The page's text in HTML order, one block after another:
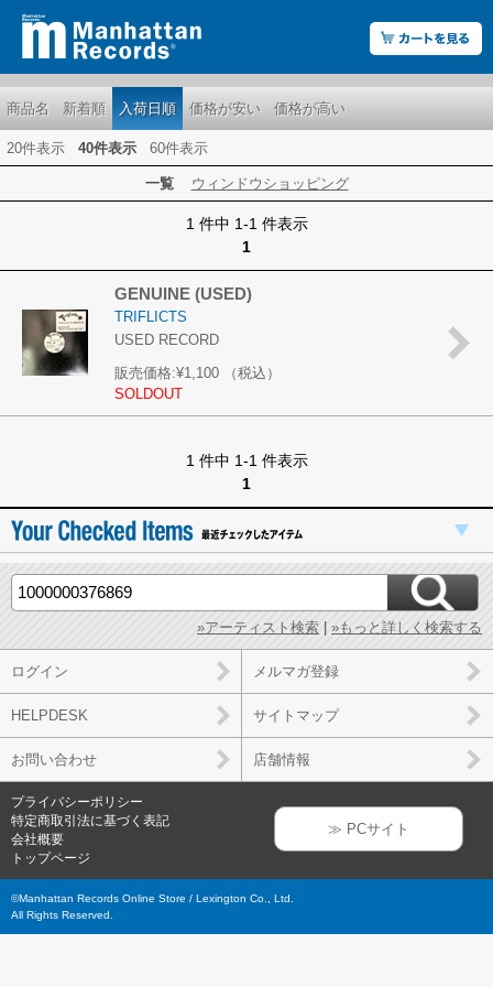
商品名 新着順 入荷日順 価格が安い 価格が高い
20件表示 40件表示 60件表示
一覧 ウィンドウショッピング
1 件中 1-1 件表示
1
GENUINE (USED)
TRIFLICTS
USED RECORD
販売価格:¥1,100
（税込）
SOLDOUT
1 件中 1-1 件表示
1
»アーティスト検索 | »もっと詳しく検索する
ログイン メルマガ登録
HELPDESK サイトマップ
お問い合わせ 店舗情報
プライバシーポリシー
特定商取引法に基づく表記
会社概要
トップページ
≫ PCサイト
©Manhattan Records Online Store / Lexington Co., Ltd.
All Rights Reserved.